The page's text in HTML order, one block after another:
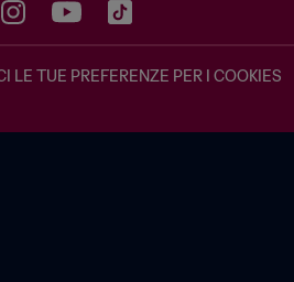
LE TUE PREFERENZE PER I COOKIES